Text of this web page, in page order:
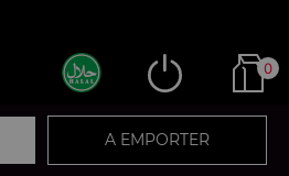
0
A EMPORTER